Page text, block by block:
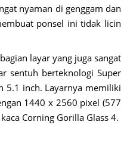
nyaman di genggam dan
ponsel ini tidak licin
layar yang juga sangat
sentuh berteknologi Super
5.1 inch. Layarnya memiliki
1440 x 2560 pixel (577
Corning Gorilla Glass 4.